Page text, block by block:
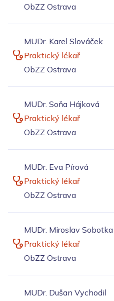
ObZZ Ostrava
MUDr. Karel Slováček
Praktický lékař
ObZZ Ostrava
MUDr. Soňa Hájková
Praktický lékař
ObZZ Ostrava
MUDr. Eva Pírová
Praktický lékař
ObZZ Ostrava
MUDr. Miroslav Sobotka
Praktický lékař
ObZZ Ostrava
MUDr. Dušan Vychodil